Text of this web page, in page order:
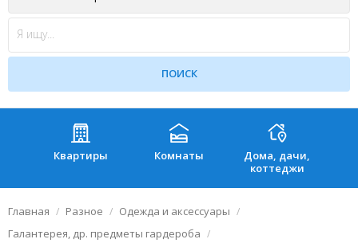
Квартиры Комнаты
Дома, дачи,
коттеджи
Главная Разное
Одежда и аксессуары
Галантерея, др. предметы гардероба